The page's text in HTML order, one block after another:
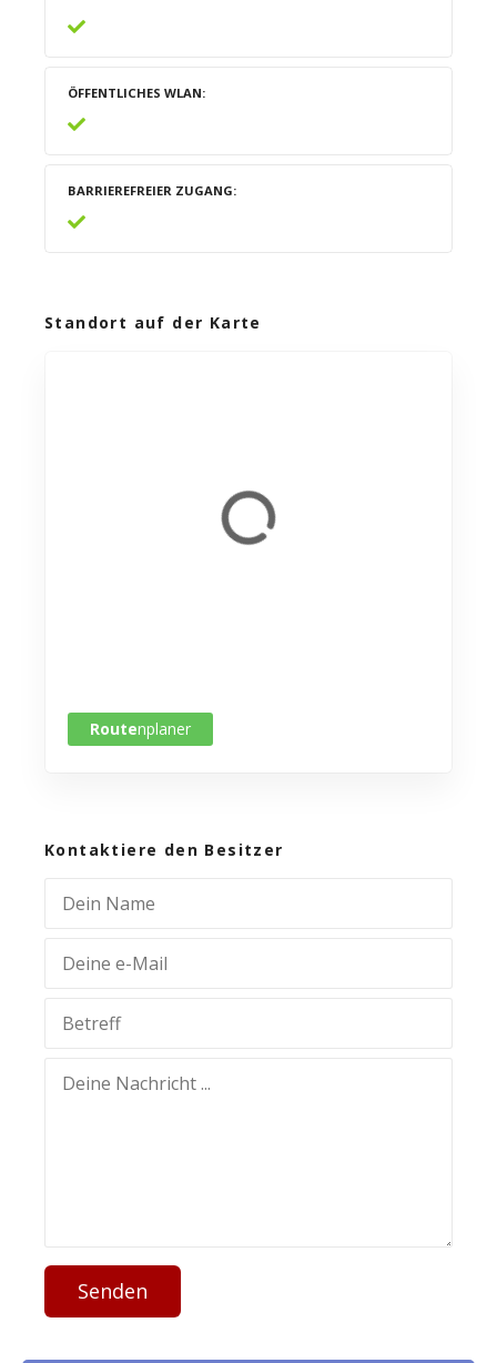
ÖFFENTLICHES WLAN
BARRIEREFREIER ZUGANG
Standort auf der Karte
Routenplaner
Kontaktiere den Besitzer
Senden